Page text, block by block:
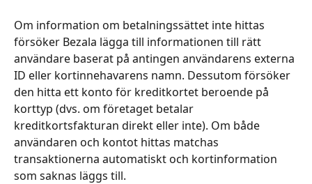
Om information om betalningssättet inte hittas
försöker Bezala lägga till informationen till rätt
användare baserat på antingen användarens externa
ID eller kortinnehavarens namn. Dessutom försöker
den hitta ett konto för kreditkortet beroende på
korttyp (dvs. om företaget betalar
kreditkortsfakturan direkt eller inte). Om både
användaren och kontot hittas matchas
transaktionerna automatiskt och kortinformation
som saknas läggs till.